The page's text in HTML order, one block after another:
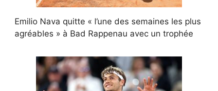
Emilio Nava quitte « l’une des semaines les plus
agréables » à Bad Rappenau avec un trophée